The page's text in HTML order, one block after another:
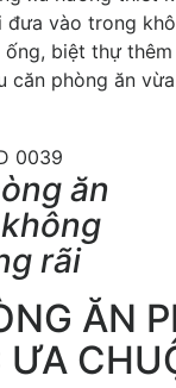
vào trong
biệt thự
căn phòng ăn
ăn
rãi
ĂN